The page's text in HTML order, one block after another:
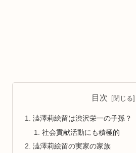
目次
澁澤莉絵留は渋沢栄一の子孫？
社会貢献活動にも積極的
澁澤莉絵留の実家の家族